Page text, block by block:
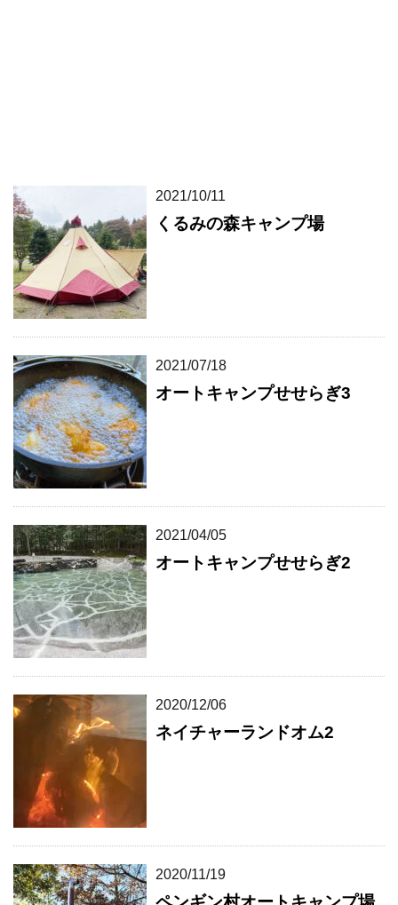
2021/10/11
くるみの森キャンプ場
2021/07/18
オートキャンプせせらぎ3
2021/04/05
オートキャンプせせらぎ2
2020/12/06
ネイチャーランドオム2
2020/11/19